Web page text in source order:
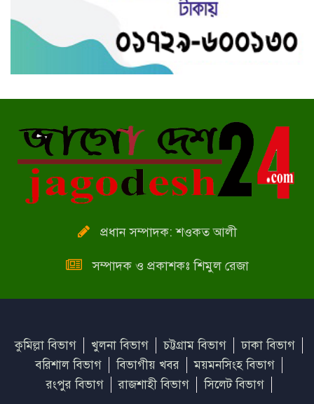
ট্যাংকলরি-টেম্পো সংঘর্ষে প্রাণ গেল ২
যুবকের
পরকীয়ার জেরে ঘুমের ওষুধ খাইয়ে
প্রধান সম্পাদক: শওকত আলী
সম্পাদক ও প্রকাশকঃ শিমুল রেজা
কুমিল্লা বিভাগ খুলনা বিভাগ চট্টগ্রাম বিভাগ
ঢাকা বিভাগ
বরিশাল বিভাগ
বিভাগীয় খবর
ময়মনসিংহ বিভাগ
রংপুর বিভাগ
রাজশাহী বিভাগ সিলেট বিভাগ